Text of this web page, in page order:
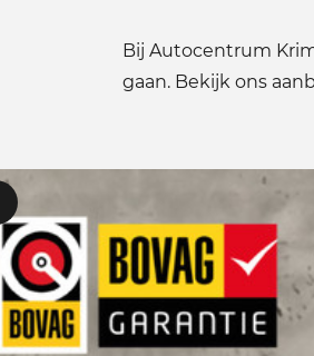
Bij Autocentrum
gaan. Bekijk ons